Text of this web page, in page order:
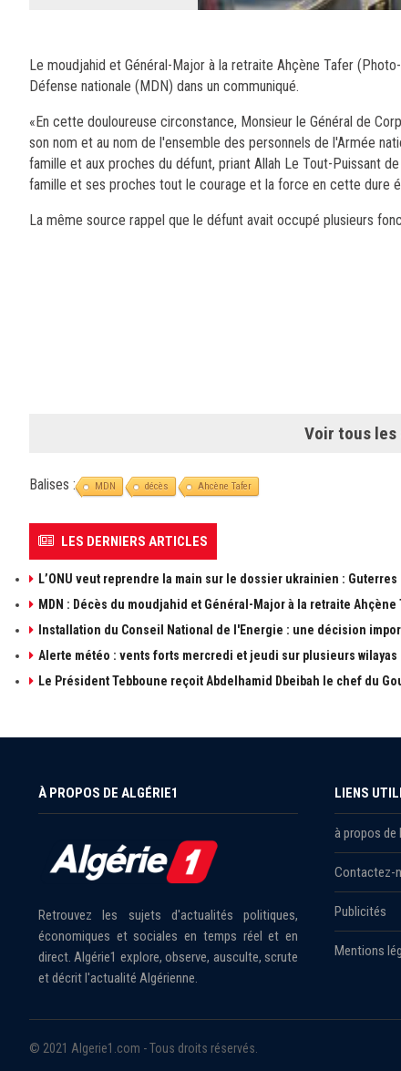
Le moudjahid et Général-Major à la retraite Ahçène Tafer
Défense nationale (MDN) dans un communiqué.
«En cette douloureuse circonstance, Monsieur le Général de
son nom et au nom de l'ensemble des personnels de l'Armée
famille et aux proches du défunt, priant Allah Le Tout-Puissant
famille et ses proches tout le courage et la force en cette dure
La même source rappel que le défunt avait occupé plusieurs
Voir tous les
Balises : MDN décès Ahcène Tafer
LES DERNIERS ARTICLES
L’ONU veut reprendre la main sur le dossier ukrainien :
MDN : Décès du moudjahid et Général-Major à la retraite Ahçène
Installation du Conseil National de l'Energie : une décision
Alerte météo : vents forts mercredi et jeudi sur plusieurs wilayas
Le Président Tebboune reçoit Abdelhamid Dbeibah le chef du
À PROPOS DE ALGÉRIE1
Retrouvez les sujets d'actualités politiques,
économiques et sociales en temps réel et en
direct. Algérie1 explore, observe, ausculte, scrute
et décrit l'actualité Algérienne.
LIENS
à propos de
Contactez-
Publicités
Mentions
© 2021 Algerie1.com - Tous droits réservés.